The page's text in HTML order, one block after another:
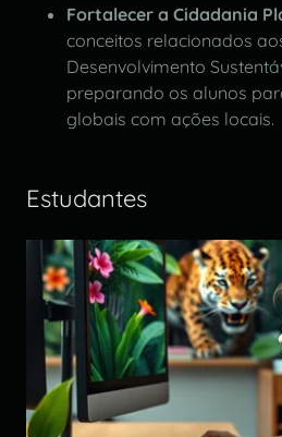
Fortalecer a Cidadania
conceitos relacionados
Desenvolvimento
preparando os alunos
globais com ações locais.
Estudantes